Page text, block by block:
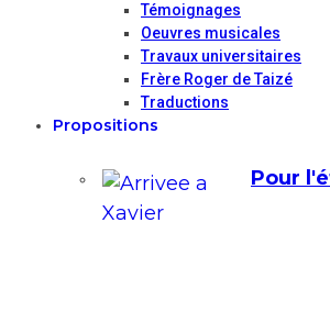
Témoignages
Oeuvres musicales
Travaux universitaires
Frère Roger de Taizé
Traductions
Propositions
Pour